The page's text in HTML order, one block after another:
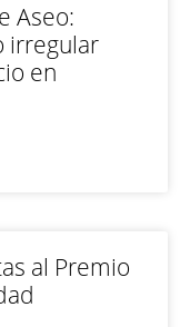
Aseo:
irregular
en
al Premio